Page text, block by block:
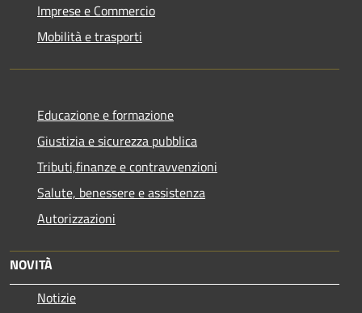
Imprese e Commercio
Mobilità e trasporti
Educazione e formazione
Giustizia e sicurezza pubblica
Tributi,finanze e contravvenzioni
Salute, benessere e assistenza
Autorizzazioni
NOVITÀ
Notizie